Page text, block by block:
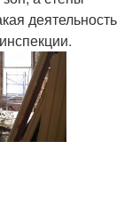
деятельность